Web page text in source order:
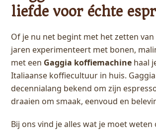
liefde voor échte
Of je nu net begint met het zetten
jaren experimenteert met bonen,
met een Gaggia koffiemachine haal
Italiaanse koffiecultuur in huis.
decennialang bekend om zijn
draaien om smaak, eenvoud en
Bij ons vind je alles wat je moet weten